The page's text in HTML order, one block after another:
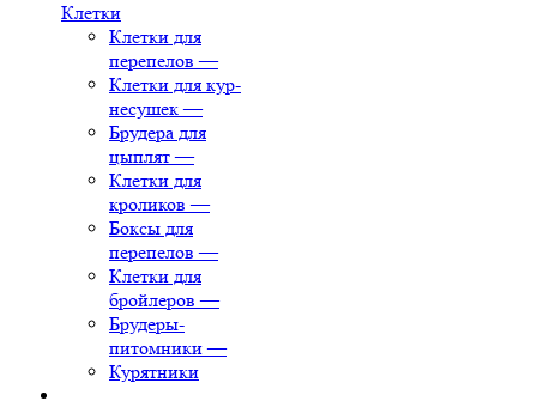
Клетки
Клетки для
перепелов —
Клетки для кур-
несушек —
Брудера для
цыплят —
Клетки для
кроликов —
Боксы для
перепелов —
Клетки для
бройлеров —
Брудеры-
питомники —
Курятники